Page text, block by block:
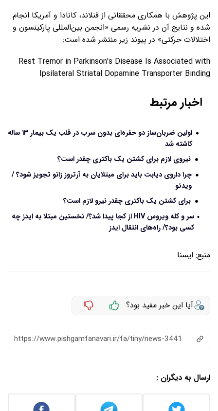
این پژوهش با همکاری محققانی از فنلاند، کانادا و آمریکا انجام
شده و نتایج آن در نشریه رسمی «انجمن بین‌المللی پارکینسون و
اختلالات حرکتی» در پیوند زیر منتشر شده است:
Rest Tremor in Parkinson's Disease Is Associated with
Ipsilateral Striatal Dopamine Transporter Binding
اخبار مرتبط
اولین ضربان‌ساز دو حفره‌ای بدون سرب در قلب یک بیمار ۱۳ ساله
کاشته شد
نیروی لازم برای کشتن یک باکتری چقدر است؟
چرا داروی دیابت باید برای مبتلایان به آرتروز زانو تجویز شود؟ /
ویدئو
برای کشتن یک باکتری چقدر نیرو لازم است؟
سر و کله ویروس HIV از کجا پیدا شد؟/ نخستین مبتلا به ایدز چه
کسی بود؟/ راه‌های انتقال ایدز
منبع: ايسنا
آیا این خبر مفید بود؟
https://www.pishgamfanavari.ir/fa/tiny/news-3441
ارسال به دیگران :